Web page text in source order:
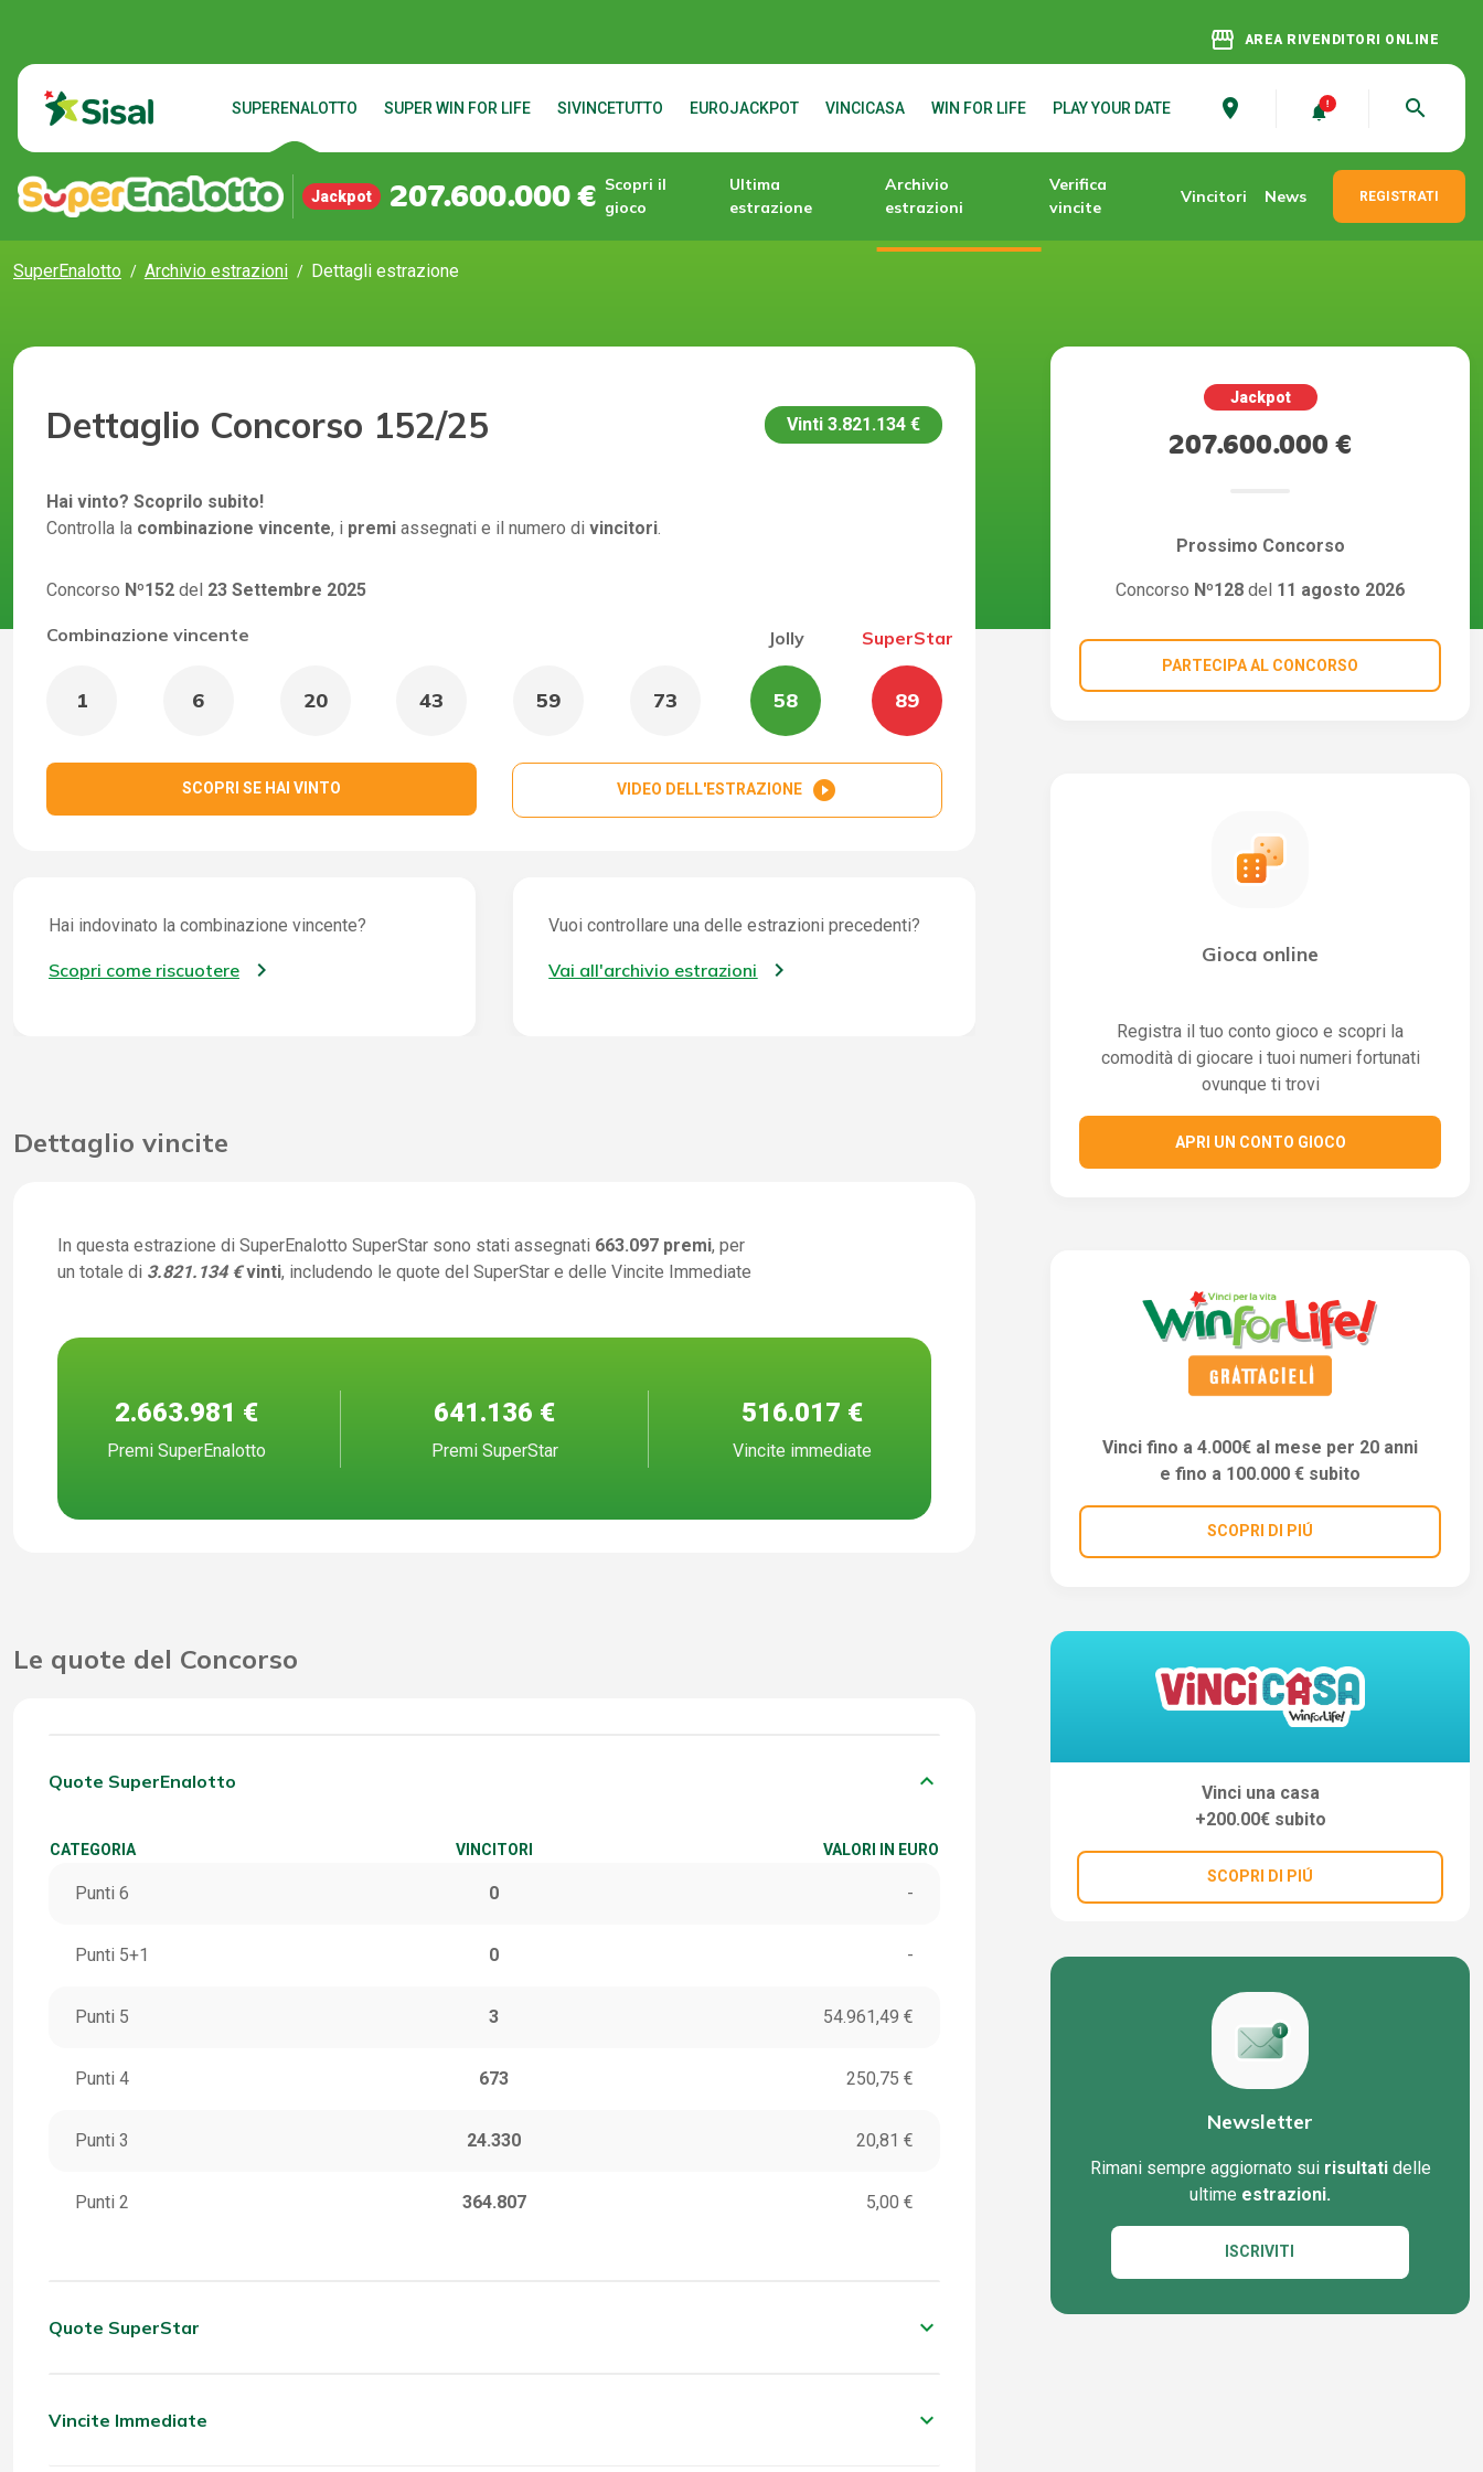
storefront AREA RIVENDITORI ONLINE
SUPERENALOTTO SUPER WIN FOR LIFE SIVINCETUTTO EUROJACKPOT VINCICASA WIN FOR LIFE PLAY YOUR DATE place search
Jackpot 207.600.000 € Scopri il
gioco
Ultima
estrazione
Archivio
estrazioni
Verifica
vincite
Vincitori News REGISTRATI
SuperEnalotto Archivio estrazioni Dettagli estrazione
Dettaglio Concorso 152/25 Vinti 3.821.134 €
Hai vinto? Scoprilo subito!
Controlla la combinazione vincente, i premi assegnati e il numero di vincitori.
Concorso Nº152 del 23 Settembre 2025
Combinazione vincente
1 6 20 43 59 73
Jolly
58
SuperStar
89
SCOPRI SE HAI VINTO VIDEO DELL'ESTRAZIONE play_circle_filled
Hai indovinato la combinazione vincente?
Scopri come riscuotere
Vuoi controllare una delle estrazioni precedenti?
Vai all'archivio estrazioni
Dettaglio vincite
In questa estrazione di SuperEnalotto SuperStar sono stati assegnati 663.097 premi, per
un totale di 3.821.134 € vinti, includendo le quote del SuperStar e delle Vincite Immediate
2.663.981 €
Premi SuperEnalotto
641.136 €
Premi SuperStar
516.017 €
Vincite immediate
Le quote del Concorso
Quote SuperEnalotto keyboard_arrow_down
CATEGORIA VINCITORI VALORI IN EURO
Punti 6 0 -
Punti 5+1 0 -
Punti 5 3 54.961,49 €
Punti 4 673 250,75 €
Punti 3 24.330 20,81 €
Punti 2 364.807 5,00 €
Quote SuperStar keyboard_arrow_down
5 Stella
Vincite Immediate keyboard_arrow_down
Jackpot
207.600.000 €
Prossimo Concorso
Concorso Nº128 del 11 agosto 2026
PARTECIPA AL CONCORSO
Gioca online
Registra il tuo conto gioco e scopri la
comodità di giocare i tuoi numeri fortunati
ovunque ti trovi
APRI UN CONTO GIOCO
Vinci fino a 4.000€ al mese per 20 anni
e fino a 100.000 € subito
SCOPRI DI PIÚ
Vinci una casa
+200.00€ subito
SCOPRI DI PIÚ
Newsletter
Rimani sempre aggiornato sui risultatidelle
ultime estrazioni.
ISCRIVITI